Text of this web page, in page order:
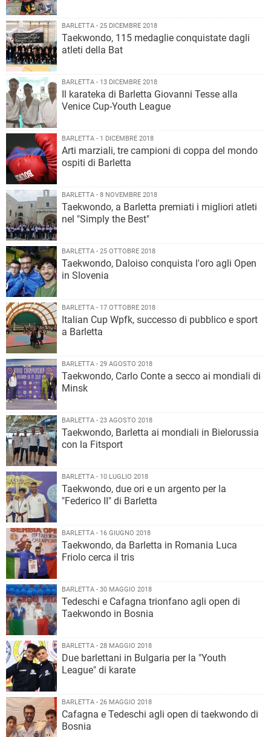
BARLETTA - 25 DICEMBRE 2018
Taekwondo, 115 medaglie conquistate dagli
atleti della Bat
BARLETTA - 13 DICEMBRE 2018
Il karateka di Barletta Giovanni Tesse alla
Venice Cup-Youth League
BARLETTA - 1 DICEMBRE 2018
Arti marziali, tre campioni di coppa del mondo
ospiti di Barletta
BARLETTA - 8 NOVEMBRE 2018
Taekwondo, a Barletta premiati i migliori atleti
nel "Simply the Best"
BARLETTA - 25 OTTOBRE 2018
Taekwondo, Daloiso conquista l'oro agli Open
in Slovenia
BARLETTA - 17 OTTOBRE 2018
Italian Cup Wpfk, successo di pubblico e sport
a Barletta
BARLETTA - 29 AGOSTO 2018
Taekwondo, Carlo Conte a secco ai mondiali di
Minsk
BARLETTA - 23 AGOSTO 2018
Taekwondo, Barletta ai mondiali in Bielorussia
con la Fitsport
BARLETTA - 10 LUGLIO 2018
Taekwondo, due ori e un argento per la
"Federico II" di Barletta
BARLETTA - 16 GIUGNO 2018
Taekwondo, da Barletta in Romania Luca
Friolo cerca il tris
BARLETTA - 30 MAGGIO 2018
Tedeschi e Cafagna trionfano agli open di
Taekwondo in Bosnia
BARLETTA - 28 MAGGIO 2018
Due barlettani in Bulgaria per la "Youth
League" di karate
BARLETTA - 26 MAGGIO 2018
Cafagna e Tedeschi agli open di taekwondo di
Bosnia